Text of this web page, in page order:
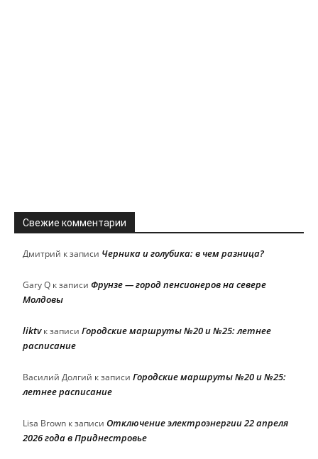
Свежие комментарии
Дмитрий к записи Черника и голубика: в чем разница?
Gary Q к записи Фрунзе — город пенсионеров на севере
Молдовы
liktvк записи Городские маршруты №20 и №25: летнее
расписание
Василий Долгий к записи Городские маршруты №20 и №25:
летнее расписание
Lisa Brown к записи Отключение электроэнергии 22 апреля
2026 года в Приднестровье